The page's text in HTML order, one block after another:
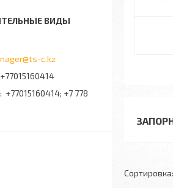
c.kz
+77015160414
+77015160414; +7 778